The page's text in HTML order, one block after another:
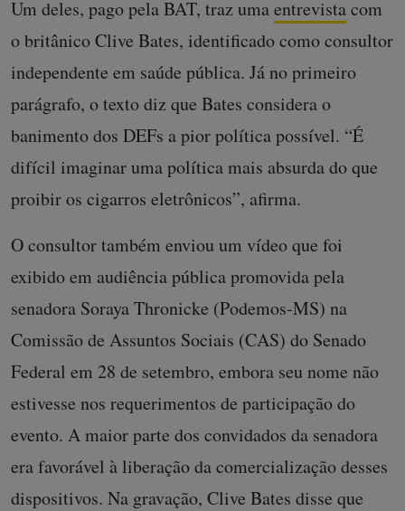
Um deles, pago pela BAT, traz umaentrevistacom
o britânico Clive Bates, identificado como consultor
independente em saúde pública. Já no primeiro
parágrafo, o texto diz que Bates considera o
banimento dos DEFs a pior política possível. “É
difícil imaginar uma política mais absurda do que
proibir os cigarros eletrônicos”, afirma.
O consultor também enviou um vídeo que foi
exibido em audiência pública promovida pela
senadora Soraya Thronicke (Podemos-MS) na
Comissão de Assuntos Sociais (CAS) do Senado
Federal em 28 de setembro, embora seu nome não
estivesse nos requerimentos de participação do
evento. A maior parte dos convidados da senadora
era favorável à liberação da comercialização desses
dispositivos. Na gravação, Clive Bates disse que